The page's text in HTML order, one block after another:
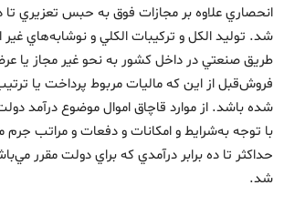
انحصاري علاوه بر مجازات فوق به حبس تعزيري
شد. توليد الكل و تركيبات الكلي و نوشابه‌هاي غير
طريق صنعتي در داخل كشور به نحو غير مجاز يا
فروش‌قبل از اين كه ماليات مربوط پرداخت يا
شده باشد. از موارد قاچاق اموال موضوع درآمد
با توجه به‌شرايط و امكانات و دفعات و مراتب
حداكثر تا ده برابر درآمدي كه براي دولت مقرر
شد. ‌